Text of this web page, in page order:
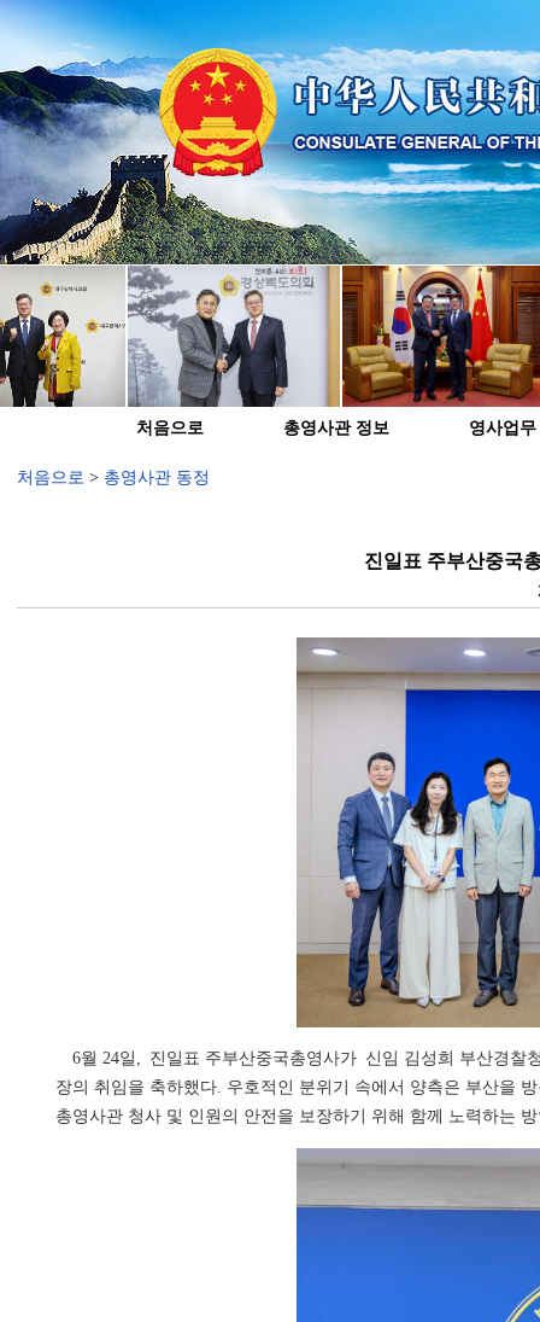
처음으로 총영사관 정보 영사업무
처음으로 > 총영사관 동정
진일표 주부산중국
6월 24일, 진일표 주부산중국총영사가 신임 김성희 부산경찰
장의 취임을 축하했다. 우호적인 분위기 속에서 양측은 부산을
총영사관 청사 및 인원의 안전을 보장하기 위해 함께 노력하는